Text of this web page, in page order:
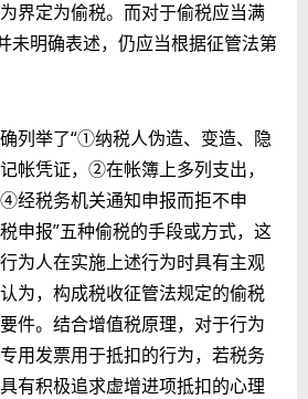
界定为偷税。而对于偷税应当满
未明确表述，仍应当根据征管法第
列举了“①纳税人伪造、变造、隐
帐凭证，②在帐簿上多列支出，
经税务机关通知申报而拒不申
申报”五种偷税的手段或方式，这
为人在实施上述行为时具有主观
为，构成税收征管法规定的偷税
件。结合增值税原理，对于行为
用发票用于抵扣的行为，若税务
有积极追求虚增进项抵扣的心理